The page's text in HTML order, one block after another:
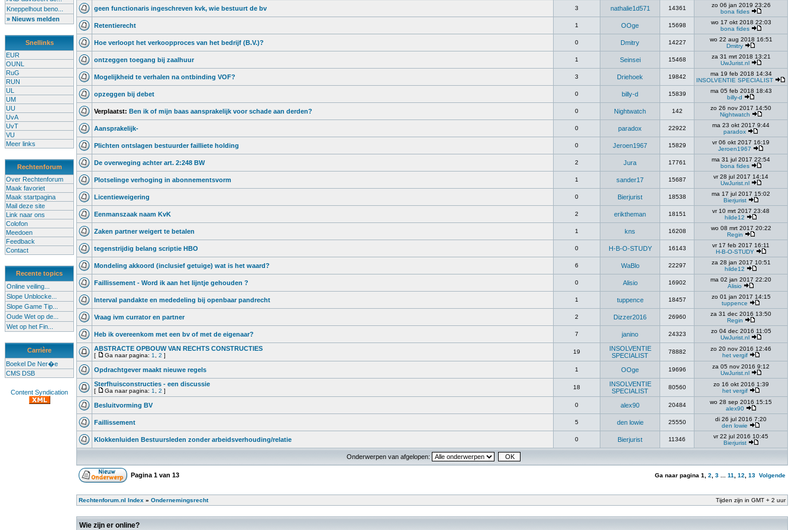
Kneppelhout beno...
» Nieuws melden
Snellinks
EUR
OUNL
RuG
RUN
UL
UM
UU
UvA
UvT
VU
Meer links
Rechtenforum
Over Rechtenforum
Maak favoriet
Maak startpagina
Mail deze site
Link naar ons
Colofon
Meedoen
Feedback
Contact
Recente topics
Online veiling...
Slope Unblocke...
Slope Game Tip...
Oude Wet op de...
Wet op het Fin...
Carrière
Boekel De Ner�e
CMS DSB
Content Syndication
geen functionaris ingeschreven kvk, wie bestuurt de bv 3 nathalie1d571 14361
zo 06 jan 2019 23:26
bona fides
Retentierecht 1 OOge 15698
wo 17 okt 2018 22:03
bona fides
Hoe verloopt het verkoopproces van het bedrijf (B.V.)? 0 Dmitry 14227
wo 22 aug 2018 16:51
Dmitry
ontzeggen toegang bij zaalhuur 1 Seinsei 15468
za 31 mrt 2018 13:21
UwJurist.nl
Mogelijkheid te verhalen na ontbinding VOF? 3 Driehoek 19842
ma 19 feb 2018 14:34
INSOLVENTIE SPECIALIST
opzeggen bij debet 0 billy-d 15839
ma 05 feb 2018 18:43
billy-d
Verplaatst: Ben ik of mijn baas aansprakelijk voor schade aan derden? 0 Nightwatch 142
zo 26 nov 2017 14:50
Nightwatch
Aansprakelijk- 0 paradox 22922
ma 23 okt 2017 9:44
paradox
Plichten ontslagen bestuurder failliete holding 0 Jeroen1967 15829
vr 06 okt 2017 16:19
Jeroen1967
De overweging achter art. 2:248 BW 2 Jura 17761
ma 31 jul 2017 22:54
bona fides
Plotselinge verhoging in abonnementsvorm 1 sander17 15687
vr 28 jul 2017 14:14
UwJurist.nl
Licentieweigering 0 Bierjurist 18538
ma 17 jul 2017 15:02
Bierjurist
Eenmanszaak naam KvK 2 eriktheman 18151
vr 10 mrt 2017 23:48
hilde12
Zaken partner weigert te betalen 1 kns 16208
wo 08 mrt 2017 20:22
Regin
tegenstrijdig belang scriptie HBO 0 H-B-O-STUDY 16143
vr 17 feb 2017 16:11
H-B-O-STUDY
Mondeling akkoord (inclusief getuige) wat is het waard? 6 WaBlo 22297
za 28 jan 2017 10:51
hilde12
Faillissement - Word ik aan het lijntje gehouden ? 0 Alisio 16902
ma 02 jan 2017 22:20
Alisio
Interval pandakte en mededeling bij openbaar pandrecht 1 tuppence 18457
zo 01 jan 2017 14:15
tuppence
Vraag ivm currator en partner 2 Dizzer2016 26960
za 31 dec 2016 13:50
Regin
Heb ik overeenkom met een bv of met de eigenaar? 7 janino 24323
zo 04 dec 2016 11:05
UwJurist.nl
ABSTRACTE OPBOUW VAN RECHTS CONSTRUCTIES
[ Ga naar pagina: 1 2 ]
19
INSOLVENTIE
SPECIALIST
78882
zo 20 nov 2016 12:46
het vergif
Opdrachtgever maakt nieuwe regels 1 OOge 19696
za 05 nov 2016 9:12
UwJurist.nl
Sterfhuisconstructies - een discussie
[ Ga naar pagina: 1 2 ]
18
INSOLVENTIE
SPECIALIST
80560
zo 16 okt 2016 1:39
het vergif
Besluitvorming BV 0 alex90 20484
wo 28 sep 2016 15:15
alex90
Faillissement 5 den lowie 25550
di 26 jul 2016 7:20
den lowie
Klokkenluiden Bestuursleden zonder arbeidsverhouding/relatie 0 Bierjurist 11346
vr 22 jul 2016 10:45
Bierjurist
Onderwerpen van afgelopen:
Pagina 1 van 13 Ga naar pagina 1 2 3 11 12 13 Volgende
Rechtenforum.nl Index » Ondernemingsrecht Tijden zijn in GMT + 2 uur
Wie zijn er online?